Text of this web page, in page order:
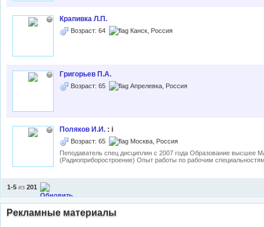
Крапивка Л.П.
Возраст: 64 Канск, Россия
Григорьев П.А.
Возраст: 65 Апрелевка, Россия
Поляков И.И. : i
Возраст: 65
Москва, Россия
Пеподаватель спец дисциплин с 2007 года Образование высшее
(Радиоприборостроение) Опыт работы по рабочим
1-5 из 201
Рекламные материалы